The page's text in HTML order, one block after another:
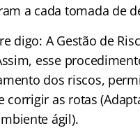
a cada tomada de
digo: A Gestão de
esse
dos riscos,
corrigir as rotas
ágil).